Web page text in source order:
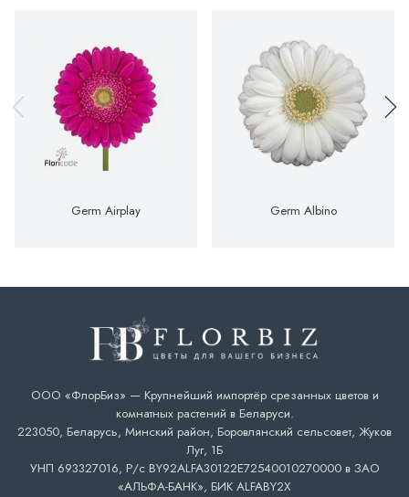
Germ Airplay Germ Albino
ООО «ФлорБиз» — Крупнейший импортёр срезанных цветов и
комнатных растений в Беларуси.
223050, Беларусь, Минский район, Боровлянский сельсовет, Жуков
Луг, 1Б
УНП 693327016, Р/с BY92ALFA30122E72540010270000 в ЗАО
«АЛЬФА-БАНК», БИК ALFABY2X